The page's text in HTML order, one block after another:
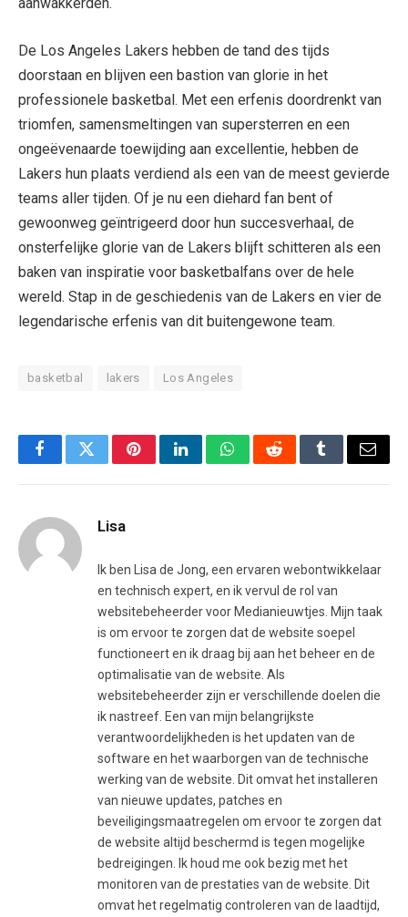
aanwakkerden.
De Los Angeles Lakers hebben de tand des tijds
doorstaan en blijven een bastion van glorie in het
professionele basketbal. Met een erfenis doordrenkt van
triomfen, samensmeltingen van supersterren en een
ongeëvenaarde toewijding aan excellentie, hebben de
Lakers hun plaats verdiend als een van de meest gevierde
teams aller tijden. Of je nu een diehard fan bent of
gewoonweg geïntrigeerd door hun succesverhaal, de
onsterfelijke glorie van de Lakers blijft schitteren als een
baken van inspiratie voor basketbalfans over de hele
wereld. Stap in de geschiedenis van de Lakers en vier de
legendarische erfenis van dit buitengewone team.
basketbal lakers Los Angeles
FacebookTwitterPinterestLinkedInWhatsAppRedditTumblrEmail
Lisa
Ik ben Lisa de Jong, een ervaren webontwikkelaar
en technisch expert, en ik vervul de rol van
websitebeheerder voor Medianieuwtjes. Mijn taak
is om ervoor te zorgen dat de website soepel
functioneert en ik draag bij aan het beheer en de
optimalisatie van de website. Als
websitebeheerder zijn er verschillende doelen die
ik nastreef. Een van mijn belangrijkste
verantwoordelijkheden is het updaten van de
software en het waarborgen van de technische
werking van de website. Dit omvat het installeren
van nieuwe updates, patches en
beveiligingsmaatregelen om ervoor te zorgen dat
de website altijd beschermd is tegen mogelijke
bedreigingen. Ik houd me ook bezig met het
monitoren van de prestaties van de website. Dit
omvat het regelmatig controleren van de laadtijd,